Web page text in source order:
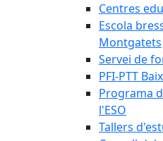
Centres
Escola
Montgatets
Servei de
PFI-PTT
Programa
l'ESO
Tallers